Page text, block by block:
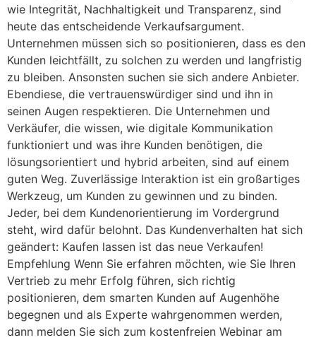
wie Integrität, Nachhaltigkeit und Transparenz, sind
heute das entscheidende Verkaufsargument.
Unternehmen müssen sich so positionieren, dass es den
Kunden leichtfällt, zu solchen zu werden und langfristig
zu bleiben. Ansonsten suchen sie sich andere Anbieter.
Ebendiese, die vertrauenswürdiger sind und ihn in
seinen Augen respektieren. Die Unternehmen und
Verkäufer, die wissen, wie digitale Kommunikation
funktioniert und was ihre Kunden benötigen, die
lösungsorientiert und hybrid arbeiten, sind auf einem
guten Weg. Zuverlässige Interaktion ist ein großartiges
Werkzeug, um Kunden zu gewinnen und zu binden.
Jeder, bei dem Kundenorientierung im Vordergrund
steht, wird dafür belohnt. Das Kundenverhalten hat sich
geändert: Kaufen lassen ist das neue Verkaufen!
Empfehlung Wenn Sie erfahren möchten, wie Sie Ihren
Vertrieb zu mehr Erfolg führen, sich richtig
positionieren, dem smarten Kunden auf Augenhöhe
begegnen und als Experte wahrgenommen werden,
dann melden Sie sich zum kostenfreien Webinar am